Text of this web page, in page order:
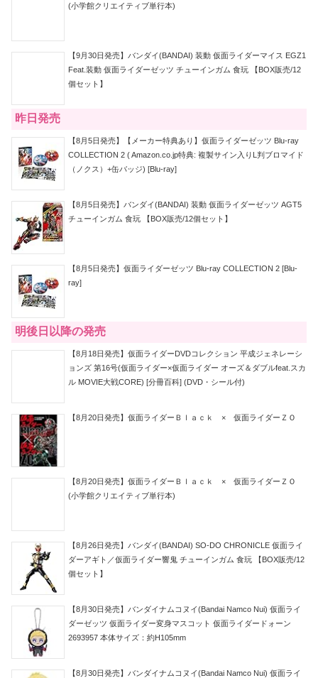
(小学館クリエイティブ単行本)
【9月30日発売】バンダイ(BANDAI) 装動 仮面ライダーマイス EGZ1
Feat.装動 仮面ライダーゼッツ チューインガム 食玩 【BOX販売/12
個セット】
昨日発売
【8月5日発売】【メーカー特典あり】仮面ライダーゼッツ Blu-ray
COLLECTION 2 ( Amazon.co.jp特典: 複製サイン入りL判ブロマイド
（ノクス）+缶バッジ) [Blu-ray]
【8月5日発売】バンダイ(BANDAI) 装動 仮面ライダーゼッツ AGT5
チューインガム 食玩 【BOX販売/12個セット】
【8月5日発売】仮面ライダーゼッツ Blu-ray COLLECTION 2 [Blu-
ray]
明後日以降の発売
【8月18日発売】仮面ライダーDVDコレクション 平成ジェネレーシ
ョンズ 第16号(仮面ライダー×仮面ライダー オーズ＆ダブルfeat.スカ
ル MOVIE大戦CORE) [分冊百科] (DVD・シール付)
【8月20日発売】仮面ライダーＢｌａｃｋ × 仮面ライダーＺＯ
【8月20日発売】仮面ライダーＢｌａｃｋ × 仮面ライダーＺＯ
(小学館クリエイティブ単行本)
【8月26日発売】バンダイ(BANDAI) SO-DO CHRONICLE 仮面ライ
ダーアギト／仮面ライダー響鬼 チューインガム 食玩 【BOX販売/12
個セット】
【8月30日発売】バンダイナムコヌイ(Bandai Namco Nui) 仮面ライ
ダーゼッツ 仮面ライダー変身マスコット 仮面ライダードォーン
2693957 本体サイズ：約H105mm
【8月30日発売】バンダイナムコヌイ(Bandai Namco Nui) 仮面ライ